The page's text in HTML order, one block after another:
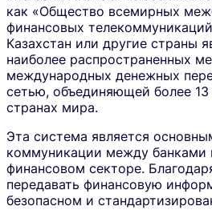
как «Общество всемирных
финансовых
Казахстан или другие страны
наиболее распространенных
международных денежных
сетью, объединяющей более 13
странах мира.
Эта система является
коммуникации между
финансовом секторе.
передавать финансовую
безопасном и